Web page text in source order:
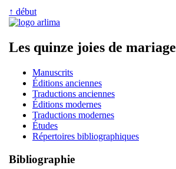
↑ début
Les quinze joies de mariage
Manuscrits
Éditions anciennes
Traductions anciennes
Éditions modernes
Traductions modernes
Études
Répertoires bibliographiques
Bibliographie